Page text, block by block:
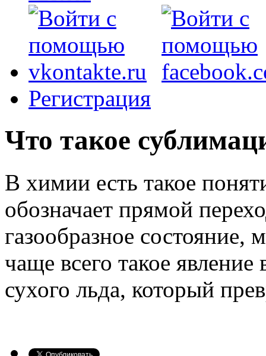
Регистрация
Что такое
В химии есть такое
обозначает прямой
газообразное
чаще всего такое явление
сухого льда, который